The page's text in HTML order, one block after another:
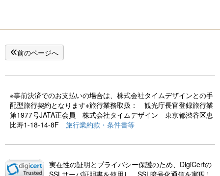
前のページへ
※事前決済でのお支払いの場合は、株式会社タイムデザインとの手
配型旅行契約となります※旅行業務取扱： 観光庁長官登録旅行業
第1977号JATA正会員 株式会社タイムデザイン 東京都渋谷区恵
比寿1-18-14-8F 旅行業約款・条件書等
実在性の証明とプライバシー保護のため、DigiCertの
SSLサーバ証明書を使用し、SSL暗号化通信を実現し